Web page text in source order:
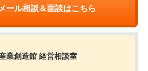
ール相談＆面談はこちら
業創造館 経営相談室